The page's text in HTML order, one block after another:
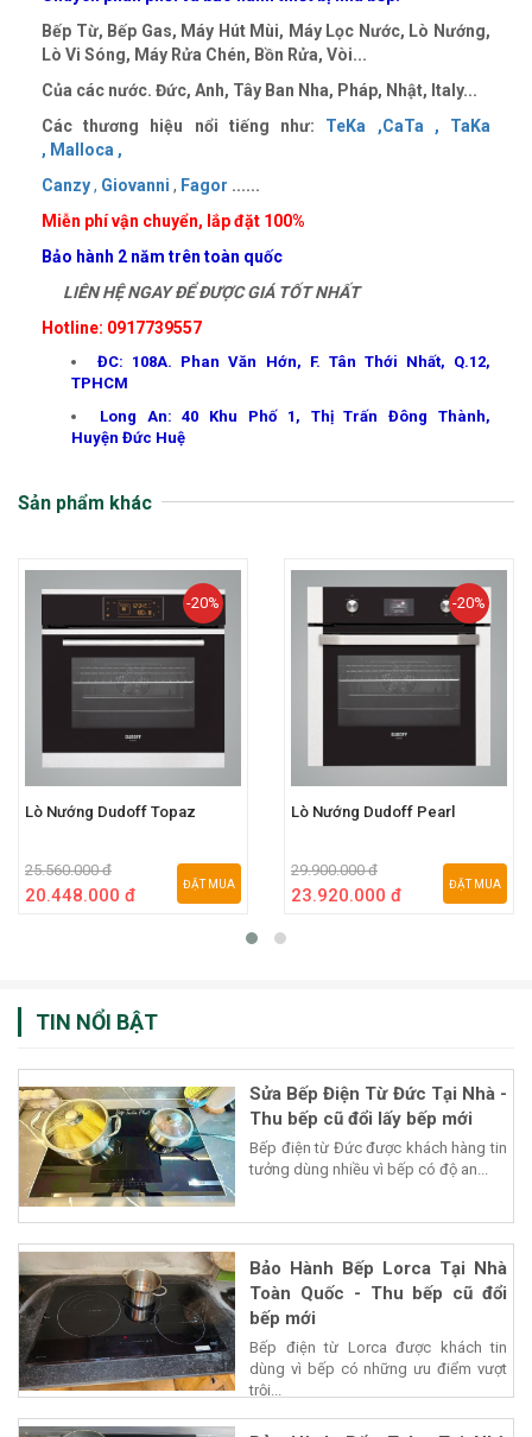
Bếp Từ, Bếp Gas, Máy Hút Mùi, Máy Lọc Nước, Lò Nướng,
Lò Vi Sóng, Máy Rửa Chén, Bồn Rửa, Vòi...
Của các nước. Đức, Anh, Tây Ban Nha, Pháp, Nhật, Italy...
Các thương hiệu nổi tiếng như: TeKa ,CaTa ,
TaKa
, Malloca ,
Canzy, Giovanni , Fagor ......
Miễn phí vận chuyển, lắp đặt 100%
Bảo hành 2 năm trên toàn quốc
LIÊN HỆ NGAY ĐỂ ĐƯỢC GIÁ TỐT NHẤT
Hotline: 0917739557
ĐC: 108A. Phan Văn Hớn, F. Tân Thới Nhất, Q.12,
TPHCM
Long An: 40 Khu Phố 1, Thị Trấn Đông Thành,
Huyện Đức Huệ
Sản phẩm khác
-20%
Lò Nướng Dudoff Topaz
25.560.000 đ
20.448.000 đ
ĐẶT MUA
-20%
Lò Nướng Dudoff Pearl
29.900.000 đ
23.920.000 đ
ĐẶT MUA
TIN NỔI BẬT
Sửa Bếp Điện Từ Đức Tại Nhà -
Thu bếp cũ đổi lấy bếp mới
Bếp điện từ Đức được khách hàng tin
tưởng dùng nhiều vì bếp có độ an...
Bảo Hành Bếp Lorca Tại Nhà
Toàn Quốc - Thu bếp cũ đổi
bếp mới
Bếp điện từ Lorca được khách tin
dùng vì bếp có những ưu điểm vượt
trội...